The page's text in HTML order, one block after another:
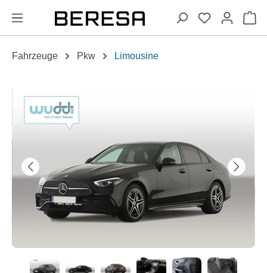
springen
Fahrzeuge Pkw Limousine